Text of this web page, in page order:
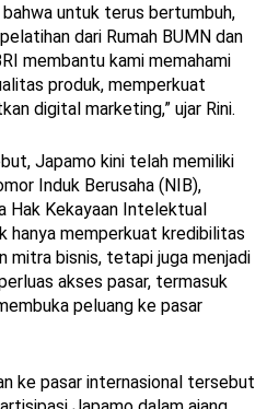
untuk terus bertumbuh,
dari Rumah BUMN dan
membantu kami memahami
produk, memperkuat
digital marketing,” ujar Rini.
Japamo kini telah memiliki
Induk Berusaha (NIB),
Hak Kekayaan Intelektual
hanya memperkuat kredibilitas
mitra bisnis, tetapi juga menjadi
akses pasar, termasuk
peluang ke pasar
ke pasar internasional tersebut